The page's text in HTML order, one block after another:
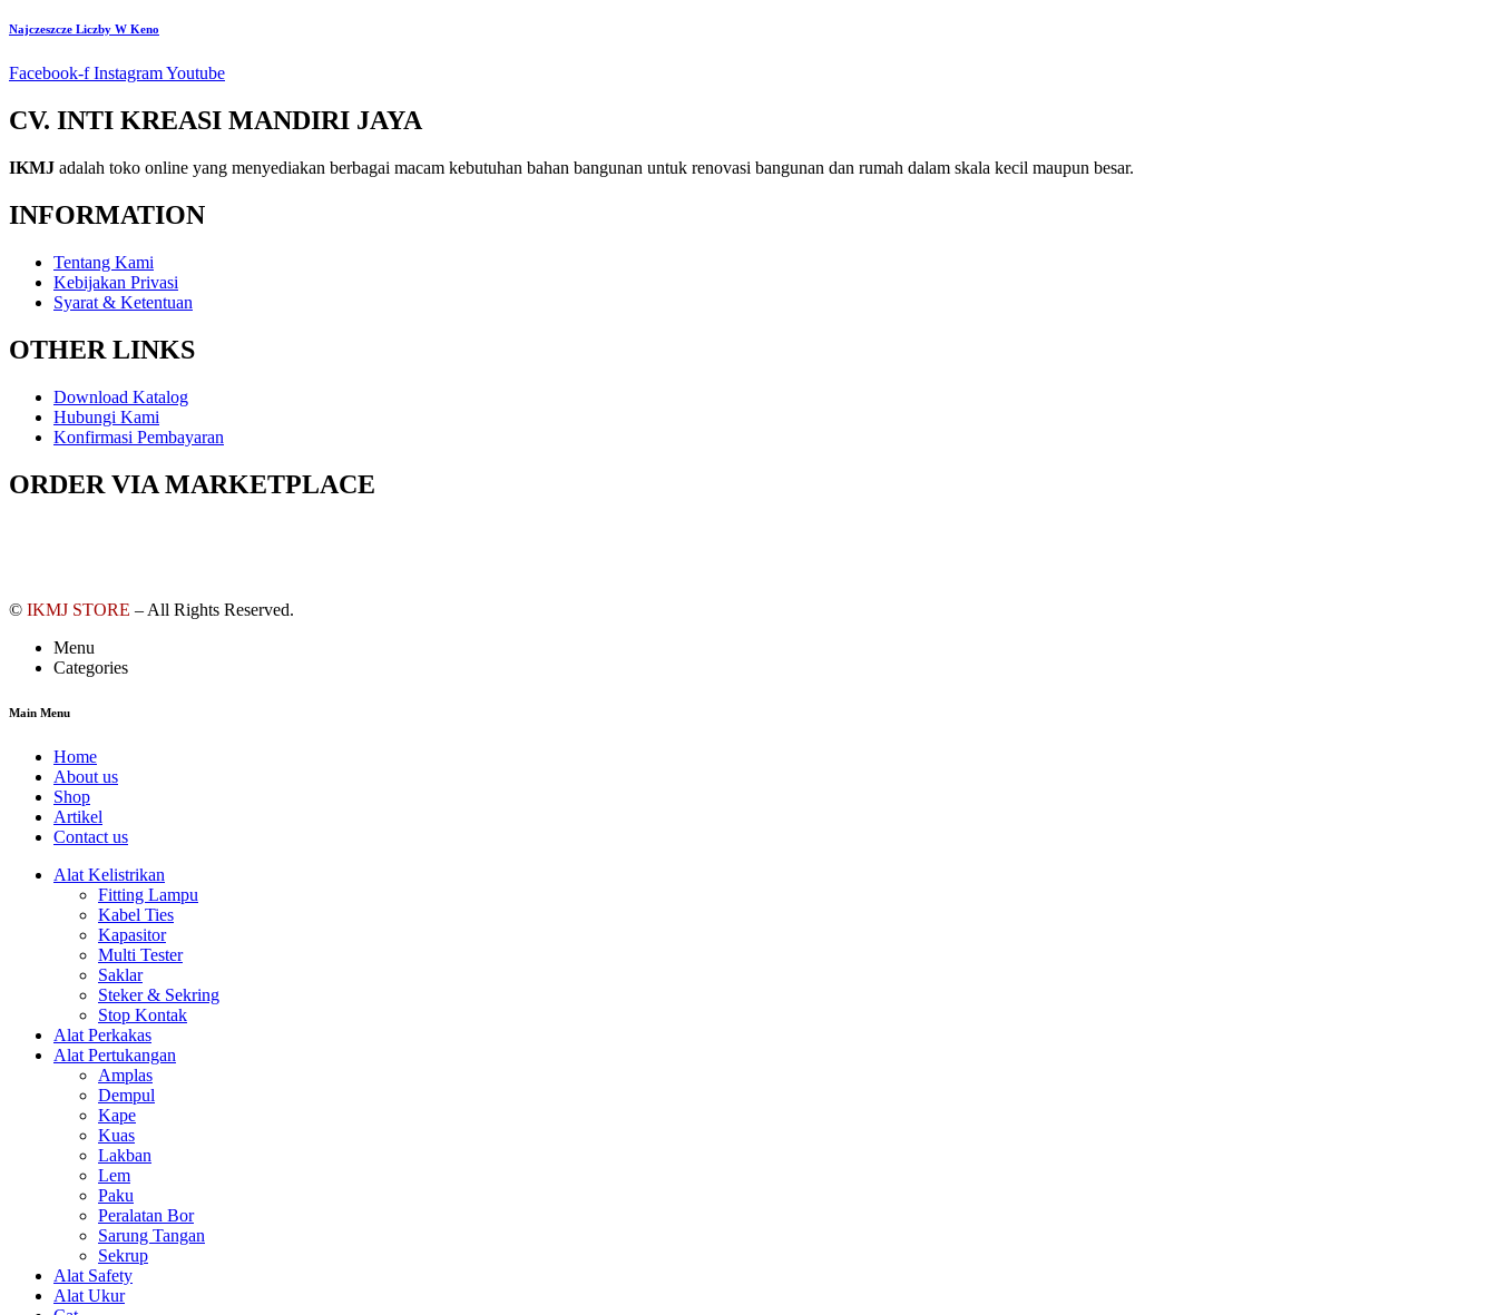
Najczeszcze Liczby W Keno
Facebook-f InstagramYoutube
CV. INTI KREASI MANDIRI JAYA
IKMJ adalah toko online yang menyediakan berbagai macam kebutuhan bahan bangunan untuk renovasi bangunan dan rumah dalam skala kecil maupun besar.
INFORMATION
Tentang Kami
Kebijakan Privasi
Syarat & Ketentuan
OTHER LINKS
Download Katalog
Hubungi Kami
Konfirmasi Pembayaran
ORDER VIA MARKETPLACE
© IKMJ STORE – All Rights Reserved.
Menu
Categories
Main Menu
Home
About us
Shop
Artikel
Contact us
Alat Kelistrikan
Fitting Lampu
Kabel Ties
Kapasitor
Multi Tester
Saklar
Steker & Sekring
Stop Kontak
Alat Perkakas
Alat Pertukangan
Amplas
Dempul
Kape
Kuas
Lakban
Lem
Paku
Peralatan Bor
Sarung Tangan
Sekrup
Alat Safety
Alat Ukur